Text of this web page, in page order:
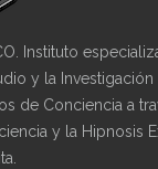
Instituto
y la
de Conciencia a
y la Hipnosis